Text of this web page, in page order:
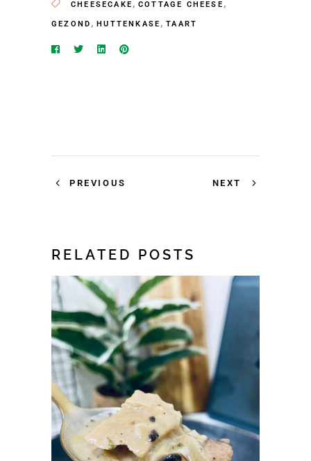
CHEESECAKE , COTTAGE CHEESE ,
GEZOND ,HUTTENKASE ,TAART
PREVIOUS NEXT
RELATED POSTS